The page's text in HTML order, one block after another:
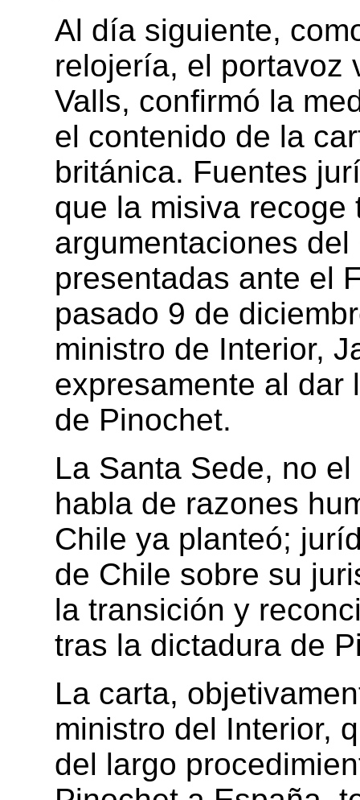
Al día siguiente,
relojería, el portavoz
Valls, confirmó la
el contenido de la
británica. Fuentes
que la misiva recoge
argumentaciones
presentadas ante el
pasado 9 de
ministro de Interior,
expresamente al dar
de Pinochet.
La Santa Sede, no
habla de razones
Chile ya planteó;
de Chile sobre su
la transición y
tras la dictadura de
La carta,
ministro del Interior,
del largo